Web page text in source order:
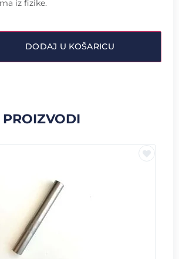
iz fizike.
DODAJ U KOŠARICU